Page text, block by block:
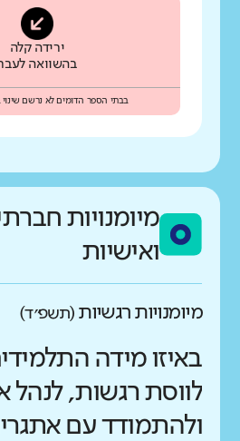
ירידה קלה
בהשוואה
בבתי הספר הדומים לא נרשם
מיומנויות
ואישיות
מיומנויות רגשיות (תשפ״ד)
באיזו מידה
לווסת רגשות,
ולהתמודד עם